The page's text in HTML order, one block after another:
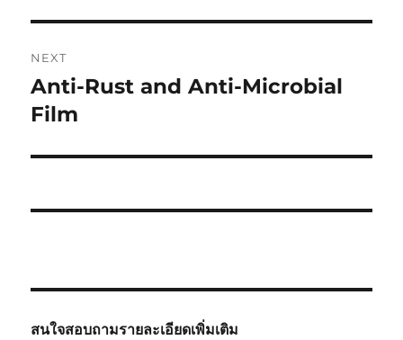
NEXT
Next
post:
Anti-Rust and Anti-Microbial
Film
สนใจสอบถามรายละเอียดเพิ่มเติม